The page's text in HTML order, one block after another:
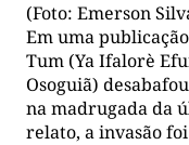
(Foto: Emerson
Em uma
Tum (Ya Ifalorè
Osoguiã)
na madrugada da
relato, a invasão